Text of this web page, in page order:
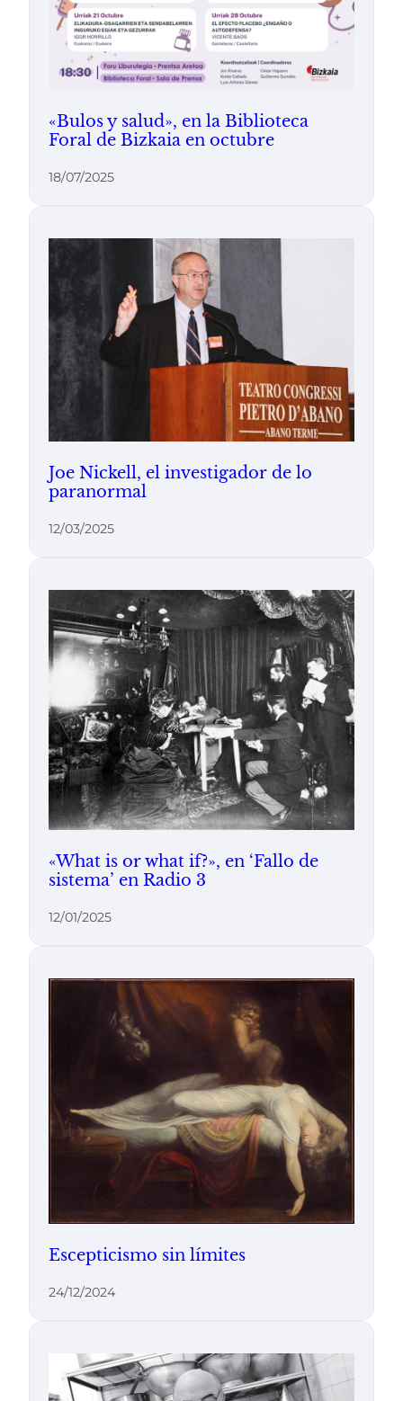
«Bulos y salud», en la Biblioteca
Foral de Bizkaia en octubre
18/07/2025
Joe Nickell, el investigador de lo
paranormal
12/03/2025
«What is or what if?», en ‘Fallo de
sistema’ en Radio 3
12/01/2025
Escepticismo sin límites
24/12/2024